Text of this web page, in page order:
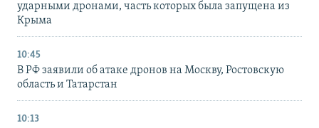
ударными дронами, часть которых была запущена из
Крыма
10:45
В РФ заявили об атаке дронов на Москву, Ростовскую
область и Татарстан
10:13